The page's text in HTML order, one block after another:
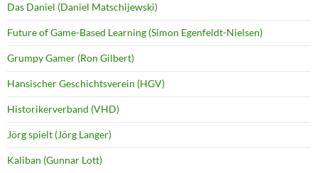
Das Daniel (Daniel Matschijewski)
Future of Game-Based Learning (Simon Egenfeldt-Nielsen)
Grumpy Gamer (Ron Gilbert)
Hansischer Geschichtsverein (HGV)
Historikerverband (VHD)
Jörg spielt (Jörg Langer)
Kaliban (Gunnar Lott)